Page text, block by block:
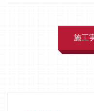
施工